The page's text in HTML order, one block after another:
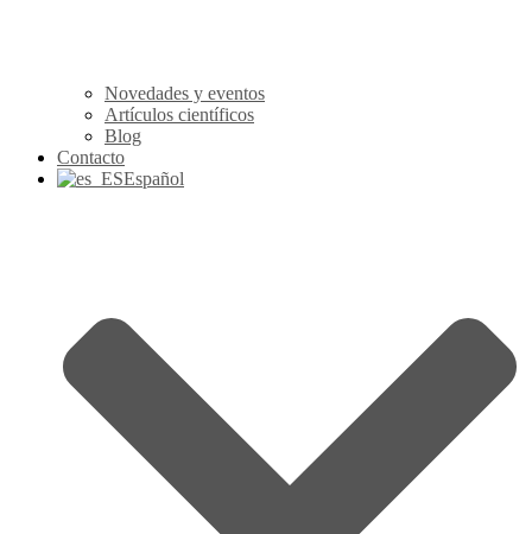
Novedades y eventos
Artículos científicos
Blog
Contacto
Español